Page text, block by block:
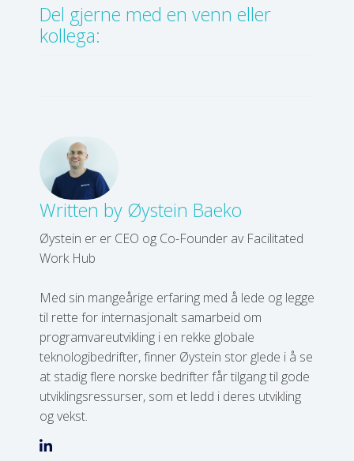
Del gjerne med en venn eller
kollega:
Written by Øystein Baeko
Øystein er er CEO og Co-Founder av Facilitated
Work Hub
Med sin mangeårige erfaring med å lede og legge
til rette for internasjonalt samarbeid om
programvareutvikling i en rekke globale
teknologibedrifter, finner Øystein stor glede i å se
at stadig flere norske bedrifter får tilgang til gode
utviklingsressurser, som et ledd i deres utvikling
og vekst.